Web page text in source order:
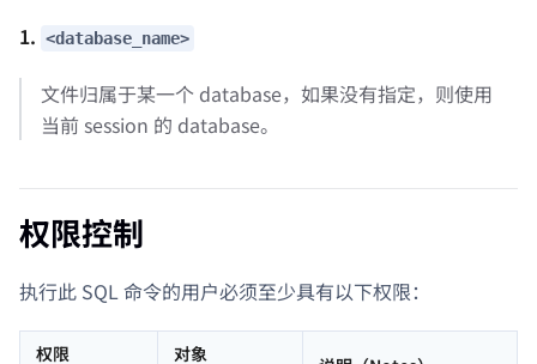
1. <database_name>
文件归属于某一个 database，如果没有指定，则使用
当前 session 的 database。
权限控制
执行此 SQL 命令的用户必须至少具有以下权限：
权限 对象